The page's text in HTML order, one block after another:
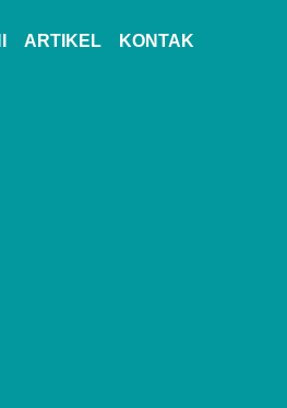
ARTIKEL KONTAK